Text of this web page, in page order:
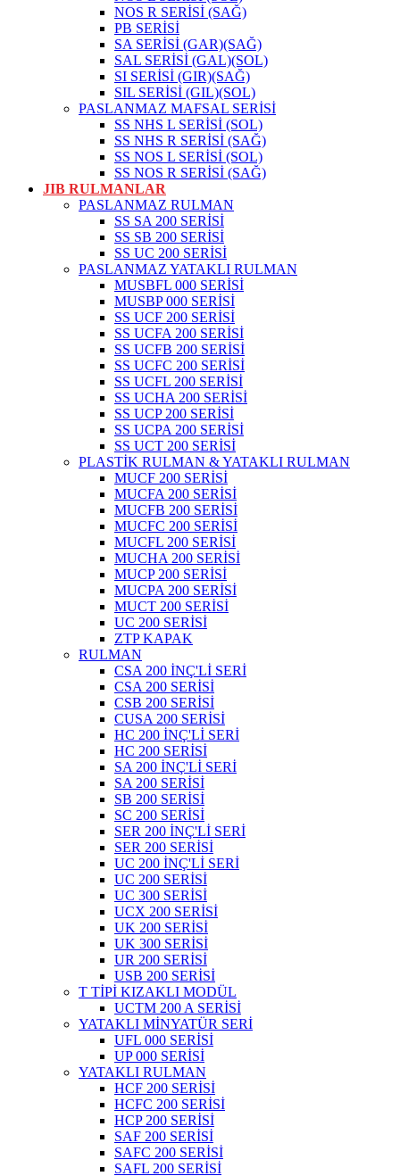
NOS R SERİSİ (SAĞ)
PB SERİSİ
SA SERİSİ (GAR)(SAĞ)
SAL SERİSİ (GAL)(SOL)
SI SERİSİ (GIR)(SAĞ)
SIL SERİSİ (GIL)(SOL)
PASLANMAZ MAFSAL SERİSİ
SS NHS L SERİSİ (SOL)
SS NHS R SERİSİ (SAĞ)
SS NOS L SERİSİ (SOL)
SS NOS R SERİSİ (SAĞ)
JIB RULMANLAR
PASLANMAZ RULMAN
SS SA 200 SERİSİ
SS SB 200 SERİSİ
SS UC 200 SERİSİ
PASLANMAZ YATAKLI RULMAN
MUSBFL 000 SERİSİ
MUSBP 000 SERİSİ
SS UCF 200 SERİSİ
SS UCFA 200 SERİSİ
SS UCFB 200 SERİSİ
SS UCFC 200 SERİSİ
SS UCFL 200 SERİSİ
SS UCHA 200 SERİSİ
SS UCP 200 SERİSİ
SS UCPA 200 SERİSİ
SS UCT 200 SERİSİ
PLASTİK RULMAN & YATAKLI RULMAN
MUCF 200 SERİSİ
MUCFA 200 SERİSİ
MUCFB 200 SERİSİ
MUCFC 200 SERİSİ
MUCFL 200 SERİSİ
MUCHA 200 SERİSİ
MUCP 200 SERİSİ
MUCPA 200 SERİSİ
MUCT 200 SERİSİ
UC 200 SERİSİ
ZTP KAPAK
RULMAN
CSA 200 İNÇ'Lİ SERİ
CSA 200 SERİSİ
CSB 200 SERİSİ
CUSA 200 SERİSİ
HC 200 İNÇ'Lİ SERİ
HC 200 SERİSİ
SA 200 İNÇ'Lİ SERİ
SA 200 SERİSİ
SB 200 SERİSİ
SC 200 SERİSİ
SER 200 İNÇ'Lİ SERİ
SER 200 SERİSİ
UC 200 İNÇ'Lİ SERİ
UC 200 SERİSİ
UC 300 SERİSİ
UCX 200 SERİSİ
UK 200 SERİSİ
UK 300 SERİSİ
UR 200 SERİSİ
USB 200 SERİSİ
T TİPİ KIZAKLI MODÜL
UCTM 200 A SERİSİ
YATAKLI MİNYATÜR SERİ
UFL 000 SERİSİ
UP 000 SERİSİ
YATAKLI RULMAN
HCF 200 SERİSİ
HCFC 200 SERİSİ
HCP 200 SERİSİ
SAF 200 SERİSİ
SAFC 200 SERİSİ
SAFL 200 SERİSİ